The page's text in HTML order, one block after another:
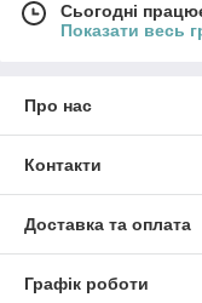
Сьогодні
Показати весь
Про нас
Контакти
Доставка та оплата
Графік роботи